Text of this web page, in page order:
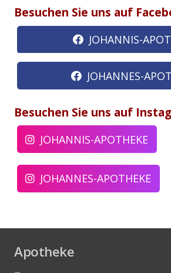
Besuchen Sie uns auf
JOHANNIS-
JOHANNES-
Besuchen Sie uns auf
JOHANNIS-APOTHEKE
JOHANNES-APOTHEKE
Apotheke